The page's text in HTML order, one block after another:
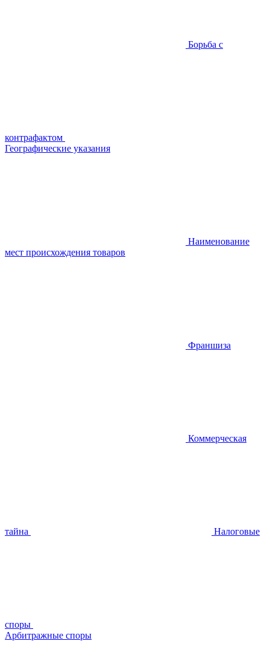
Борьба с
контрафактом
Географические указания
Наименование
мест происхождения товаров
Франшиза
Коммерческая
тайна Налоговые
споры
Арбитражные споры